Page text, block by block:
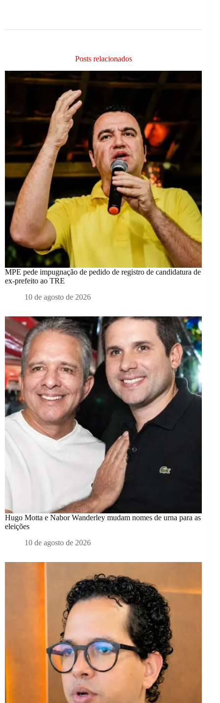
Posts relacionados
MPE pede impugnação de pedido de registro de candidatura de
ex-prefeito ao TRE
10 de agosto de 2026
Hugo Motta e Nabor Wanderley mudam nomes de urna para as
eleições
10 de agosto de 2026